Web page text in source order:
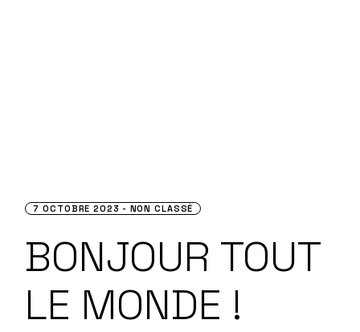
7 OCTOBRE 2023 NON CLASSÉ
BONJOUR TOUT
LE MONDE !